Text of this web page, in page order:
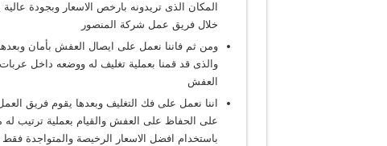
المكان الذى تريدونه بارخص الاسعار وبجودة
خلال فريق عمل شركة المنصور
ومن ثم فاننا نعمل على ايصال العفش بأمان
والذى قد قمنا بعملية تغليف له ووضعه داخل
العفش
اننا نعمل على فك التغليف وبعدها يقوم فريق
على الحفاظ على العفش والقيام بعملية ترتيب
باستخدام افضل الاسعار الرخيصة والمتواجدة فقط